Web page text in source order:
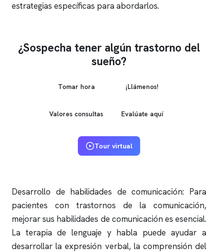
estrategias específicas para abordarlos.
¿Sospecha tener algún trastorno del
sueño?
Tomar hora ¡Llámenos!
Valores consultas Evalúate aquí
Tour virtual
Desarrollo de habilidades de comunicación: Para
pacientes con trastornos de la comunicación,
mejorar sus habilidades de comunicación es esencial.
La terapia de lenguaje y habla puede ayudar a
desarrollar la expresión verbal, la comprensión del